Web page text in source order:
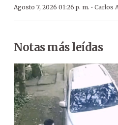
Agosto 7, 2026 01:26 p. m. · Carlos
Notas más leídas